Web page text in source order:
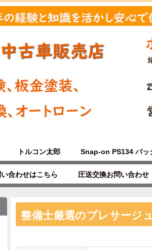
トルコン太郎 Snap-on PS134 バッ
合わせはこちら 圧送交換お問い合わせ
整備士厳選のプレサー